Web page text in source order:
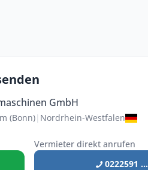
GmbH
(Bonn)| Nordrhein-Westfalen
Vermieter direkt anrufen
0222591 ...